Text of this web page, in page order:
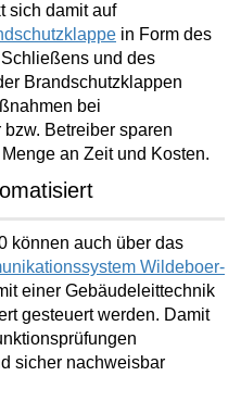
sich damit auf
in Form des
und des
Brandschutzklappen
bei
Betreiber sparen
an Zeit und Kosten.
können auch über das
Wildeboer-
einer Gebäudeleittechnik
gesteuert werden. Damit
sicher nachweisbar